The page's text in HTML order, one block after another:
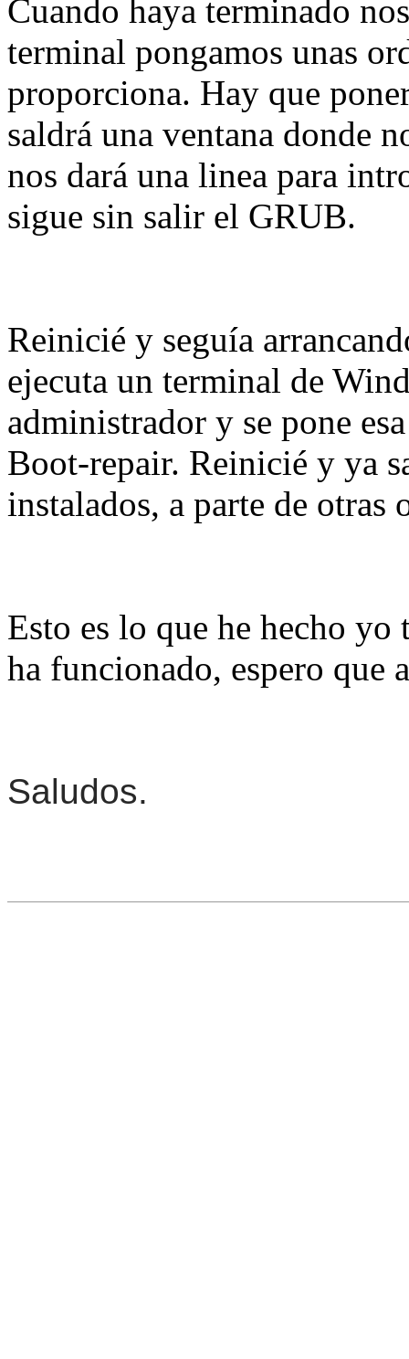
Cuando haya terminado
terminal pongamos unas
proporciona. Hay que
saldrá una ventana donde
nos dará una linea para
sigue sin salir el GRUB.
Reinicié y seguía
ejecuta un terminal de
administrador y se pone
Boot-repair. Reinicié y ya
instalados, a parte de otras
Esto es lo que he hecho yo
ha funcionado, espero que
Saludos.